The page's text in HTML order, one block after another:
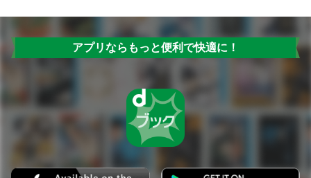
アプリならもっと便利で快適に！